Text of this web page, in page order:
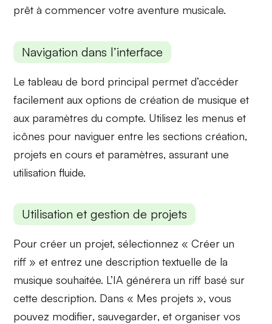
prêt à commencer votre aventure musicale.
Navigation dans l’interface
Le tableau de bord principal permet d’accéder
facilement auxoptions de création de musique et
aux paramètres du compte. Utilisez les menus et
icônes pour naviguer entre les sectionscréation,
projets en cours et paramètres, assurant une
utilisation fluide.
Utilisation et gestion de projets
Pour créer un projet, sélectionnez «Créer un
riff » et entrez une description textuelle de la
musique souhaitée. L’IA générera un riff basé sur
cette description. Dans « Mes projets », vous
pouvez modifier,sauvegarder, etorganiser vos